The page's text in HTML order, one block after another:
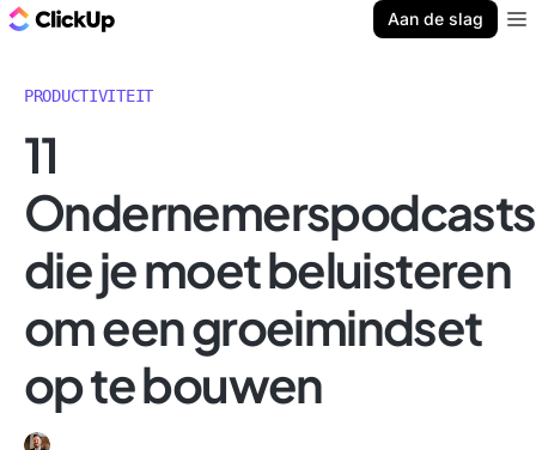
Aan de slag
PRODUCTIVITEIT
11
Ondernemerspodcasts
die je moet beluisteren
om een groeimindset
op te bouwen